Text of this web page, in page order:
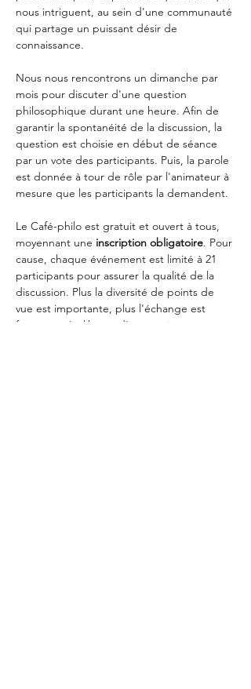
nous intriguent, au sein d'une communauté
qui partage un puissant désir de
connaissance.
Nous nous rencontrons un dimanche par
mois pour discuter d'une question
philosophique durant une heure. Afin de
garantir la spontanéité de la discussion, la
question est choisie en début de séance
par un vote des participants. Puis, la parole
est donnée à tour de rôle par l'animateur à
mesure que les participants la demandent.
Le Café-philo est gratuit et ouvert à tous,
moyennant une inscription obligatoire. Pour
cause, chaque événement est limité à 21
participants pour assurer la qualité de la
discussion. Plus la diversité de points de
vue est importante, plus l'échange est
fructueux. La liberté d'expression y est